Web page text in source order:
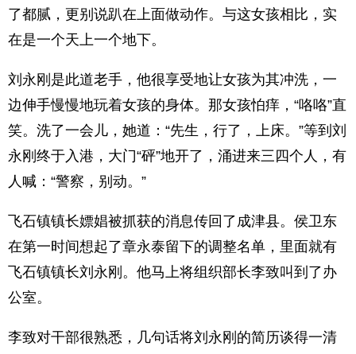
了都腻，更别说趴在上面做动作。与这女孩相比，实
在是一个天上一个地下。
刘永刚是此道老手，他很享受地让女孩为其冲洗，一
边伸手慢慢地玩着女孩的身体。那女孩怕痒，“咯咯”直
笑。洗了一会儿，她道：“先生，行了，上床。”等到刘
永刚终于入港，大门“砰”地开了，涌进来三四个人，有
人喊：“警察，别动。”
飞石镇镇长嫖娼被抓获的消息传回了成津县。侯卫东
在第一时间想起了章永泰留下的调整名单，里面就有
飞石镇镇长刘永刚。他马上将组织部长李致叫到了办
公室。
李致对干部很熟悉，几句话将刘永刚的简历谈得一清